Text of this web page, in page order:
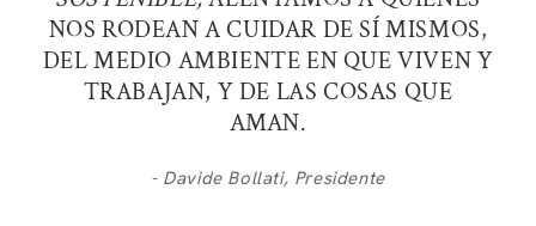
NOS RODEAN A CUIDAR DE SÍ MISMOS,
DEL MEDIO AMBIENTE EN QUE VIVEN Y
TRABAJAN, Y DE LAS COSAS QUE
AMAN.
- Davide Bollati, Presidente